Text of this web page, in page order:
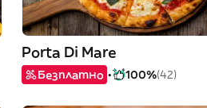
Porta Di Mare
Безплатно 100%(42)